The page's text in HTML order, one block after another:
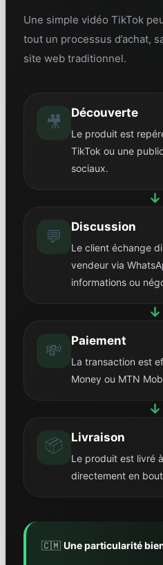
Une simple vidéo TikTok
tout un processus d’achat,
site web traditionnel.
🎥
Découverte
Le produit est
TikTok ou une
sociaux.
↓
💬
Discussion
Le client échange
vendeur via
informations ou
↓
💸
Paiement
La transaction est
Money ou MTN
↓
📦 Livraison
Le produit est livré
directement en
🇨🇲 Une particularité